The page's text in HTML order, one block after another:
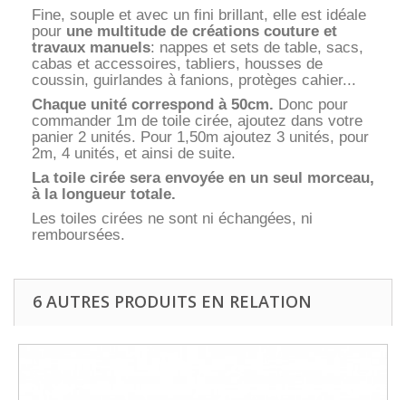
Fine, souple et avec un fini brillant, elle est idéale
pour une multitude de créations couture et
travaux manuels: nappes et sets de table, sacs,
cabas et accessoires, tabliers, housses de
coussin, guirlandes à fanions, protèges cahier...
Chaque unité correspond à 50cm. Donc pour
commander 1m de toile cirée, ajoutez dans votre
panier 2 unités. Pour 1,50m ajoutez 3 unités, pour
2m, 4 unités, et ainsi de suite.
La toile cirée sera envoyée en un seul morceau,
à la longueur totale.
Les toiles cirées ne sont ni échangées, ni
remboursées.
6 AUTRES PRODUITS EN RELATION